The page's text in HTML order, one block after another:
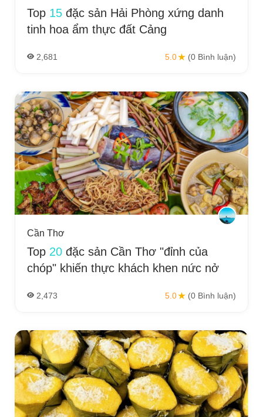
Top 15 đặc sản Hải Phòng xứng danh
tinh hoa ẩm thực đất Cảng
2,681 5.0 (0 Bình luận)
Cần Thơ
Top 20 đặc sản Cần Thơ "đỉnh của
chóp" khiến thực khách khen nức nở
2,473 5.0 (0 Bình luận)